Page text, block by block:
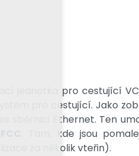
jednotka pro cestující
pro cestující. Jako
sběrnici Ethernet. Ten
. Tam, kde jsou
za několik vteřin).